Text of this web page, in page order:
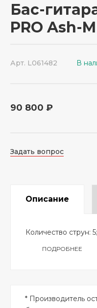
Бас-
PRO Ash-
Арт. L061482 В
90 800 ₽
Задать вопрос
Описание
Количество струн:
ПОДРОБНЕЕ
* Производитель